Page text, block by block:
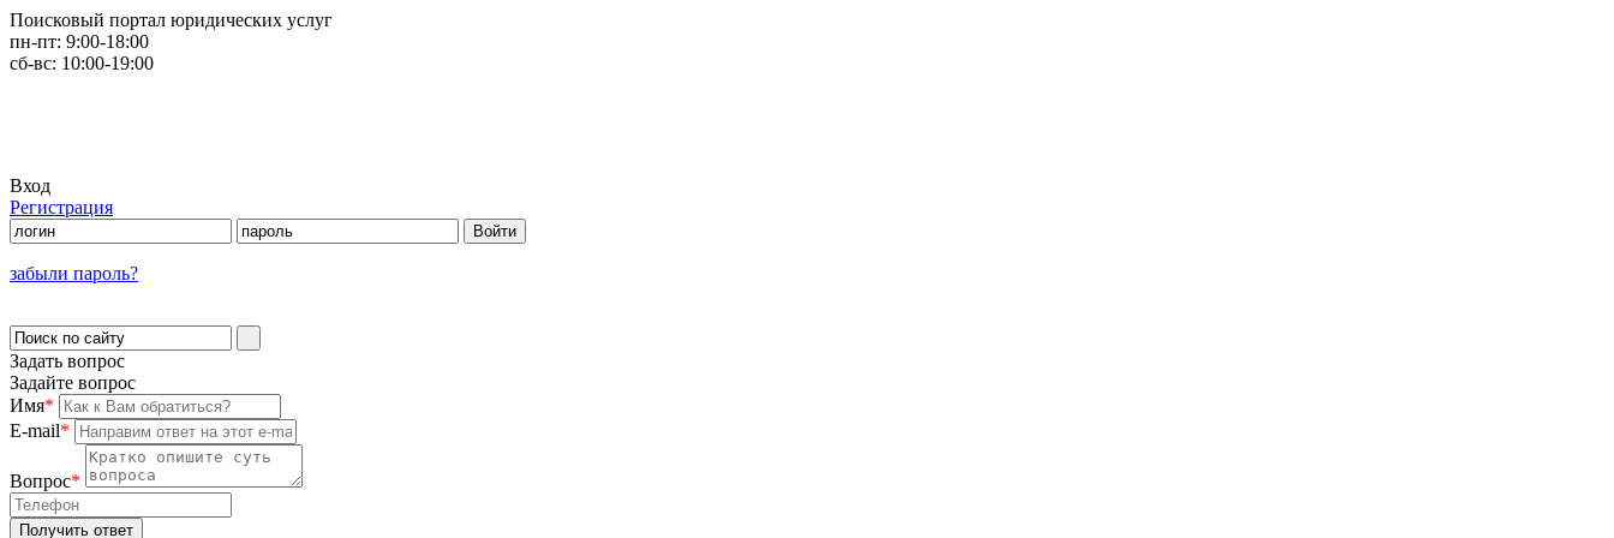
Поисковый портал юридических услуг
пн-пт: 9:00-18:00
сб-вс: 10:00-19:00
Вход
Регистрация
забыли пароль?
Задать вопрос
Задайте вопрос
Имя*
E-mail*
Вопрос*